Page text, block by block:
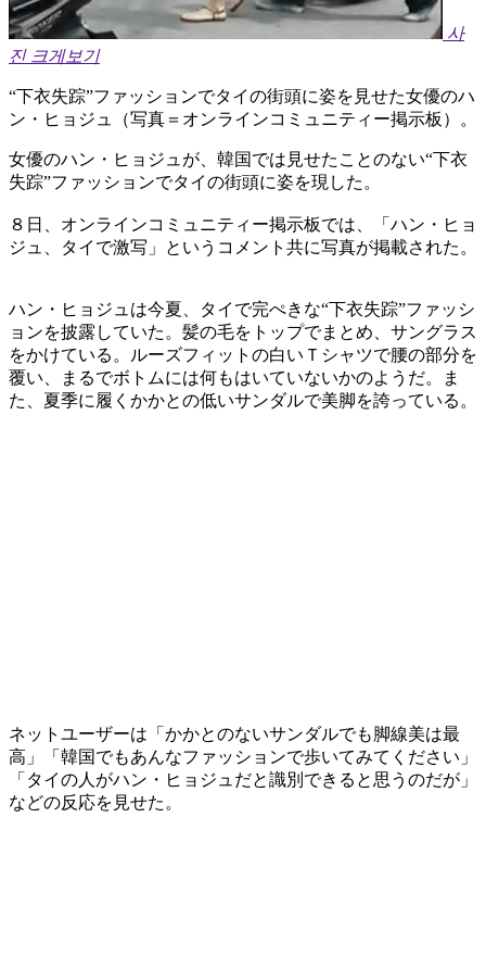
사
진 크게보기
“下衣失踪”ファッションでタイの街頭に姿を見せた女優のハ
ン・ヒョジュ（写真＝オンラインコミュニティー掲示板）。
女優のハン・ヒョジュが、韓国では見せたことのない“下衣
失踪”ファッションでタイの街頭に姿を現した。
８日、オンラインコミュニティー掲示板では、「ハン・ヒョ
ジュ、タイで激写」というコメント共に写真が掲載された。
ハン・ヒョジュは今夏、タイで完ぺきな“下衣失踪”ファッシ
ョンを披露していた。髪の毛をトップでまとめ、サングラス
をかけている。ルーズフィットの白いＴシャツで腰の部分を
覆い、まるでボトムには何もはいていないかのようだ。ま
た、夏季に履くかかとの低いサンダルで美脚を誇っている。
ネットユーザーは「かかとのないサンダルでも脚線美は最
高」「韓国でもあんなファッションで歩いてみてください」
「タイの人がハン・ヒョジュだと識別できると思うのだが」
などの反応を見せた。